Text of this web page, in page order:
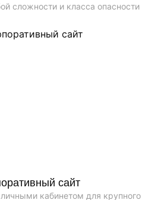
сложности и класса опасности
сайт
кабинетом для крупного